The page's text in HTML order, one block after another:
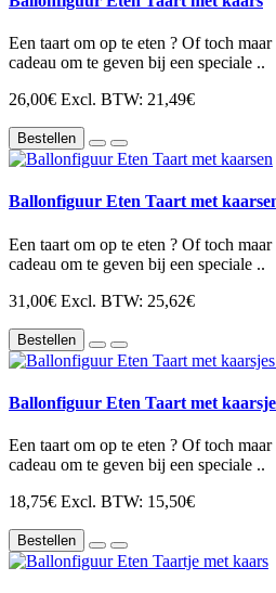
Een taart om op te eten ? Of toch
cadeau om te geven bij een speciale ..
26,00€ Excl. BTW: 21,49€
Bestellen
Ballonfiguur Eten Taart met
Een taart om op te eten ? Of toch
cadeau om te geven bij een speciale ..
31,00€ Excl. BTW: 25,62€
Bestellen
Ballonfiguur Eten Taart met
Een taart om op te eten ? Of toch
cadeau om te geven bij een speciale ..
18,75€ Excl. BTW: 15,50€
Bestellen